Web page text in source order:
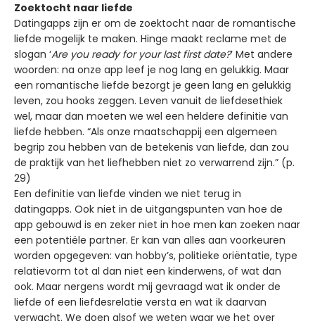
Zoektocht naar liefde
Datingapps zijn er om de zoektocht naar de romantische
liefde mogelijk te maken. Hinge maakt reclame met de
slogan ‘Are you ready for your last first date?’ Met andere
woorden: na onze app leef je nog lang en gelukkig. Maar
een romantische liefde bezorgt je geen lang en gelukkig
leven, zou hooks zeggen. Leven vanuit de liefdesethiek
wel, maar dan moeten we wel een heldere definitie van
liefde hebben. “Als onze maatschappij een algemeen
begrip zou hebben van de betekenis van liefde, dan zou
de praktijk van het liefhebben niet zo verwarrend zijn.” (p.
29)
Een definitie van liefde vinden we niet terug in
datingapps. Ook niet in de uitgangspunten van hoe de
app gebouwd is en zeker niet in hoe men kan zoeken naar
een potentiële partner. Er kan van alles aan voorkeuren
worden opgegeven: van hobby’s, politieke oriëntatie, type
relatievorm tot al dan niet een kinderwens, of wat dan
ook. Maar nergens wordt mij gevraagd wat ik onder de
liefde of een liefdesrelatie versta en wat ik daarvan
verwacht. We doen alsof we weten waar we het over